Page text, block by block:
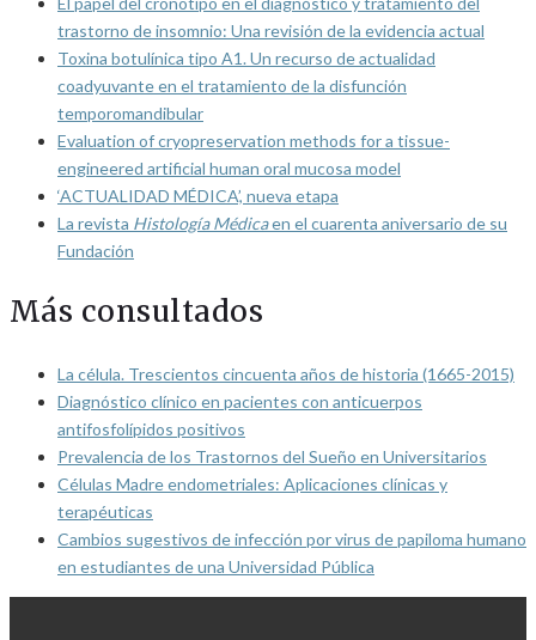
trastorno de insomnio: Una revisión de la evidencia actual
Toxina botulínica tipo A1. Un recurso de actualidad
coadyuvante en el tratamiento de la disfunción
temporomandibular
Evaluation of cryopreservation methods for a tissue-
engineered artificial human oral mucosa model
‘ACTUALIDAD MÉDICA’, nueva etapa
La revista Histología Médicaen el cuarenta aniversario de su
Fundación
Más consultados
La célula. Trescientos cincuenta años de historia (1665-2015)
Diagnóstico clínico en pacientes con anticuerpos
antifosfolípidos positivos
Prevalencia de los Trastornos del Sueño en Universitarios
Células Madre endometriales: Aplicaciones clínicas y
terapéuticas
Cambios sugestivos de infección por virus de papiloma humano
en estudiantes de una Universidad Pública